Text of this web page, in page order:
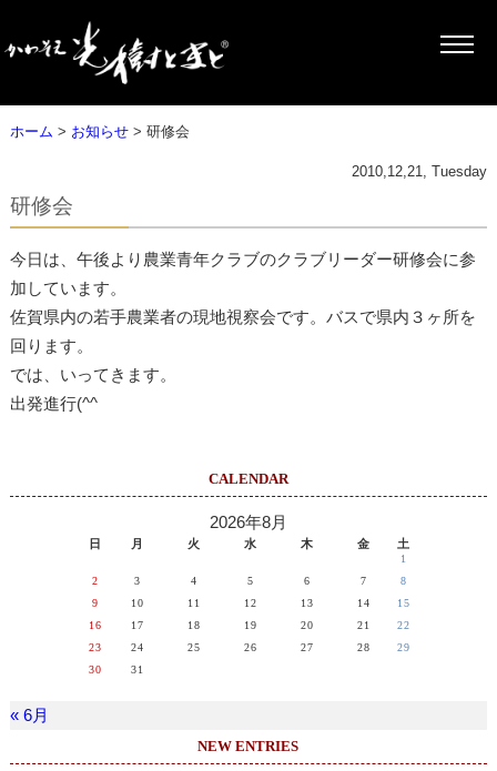
ホーム > お知らせ> 研修会
2010,12,21, Tuesday
研修会
今日は、午後より農業青年クラブのクラブリーダー研修会に参
加しています。
佐賀県内の若手農業者の現地視察会です。バスで県内３ヶ所を
回ります。
では、いってきます。
出発進行(^^ゞ
CALENDAR
2026年8月
日 月 火 水 木 金 土
1
2
3 4 5 6 7
8
9
10 11 12 13 14
15
16
17 18 19 20 21
22
23
24 25 26 27 28
29
30
31
« 6月
NEW ENTRIES